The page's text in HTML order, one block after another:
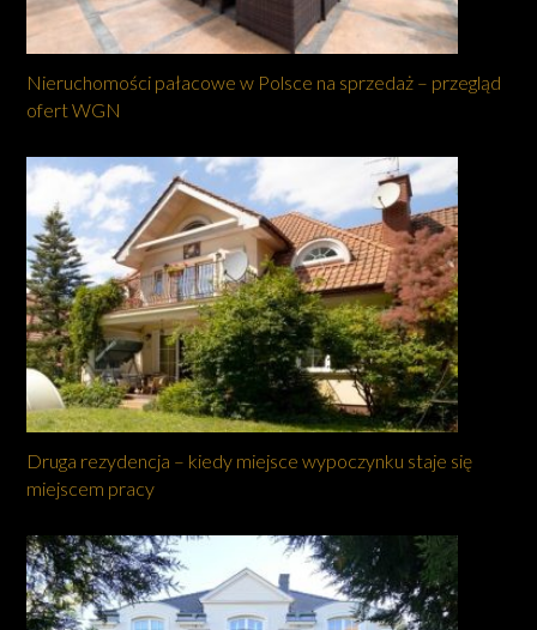
Nieruchomości pałacowe w Polsce na sprzedaż – przegląd
ofert WGN
Druga rezydencja – kiedy miejsce wypoczynku staje się
miejscem pracy